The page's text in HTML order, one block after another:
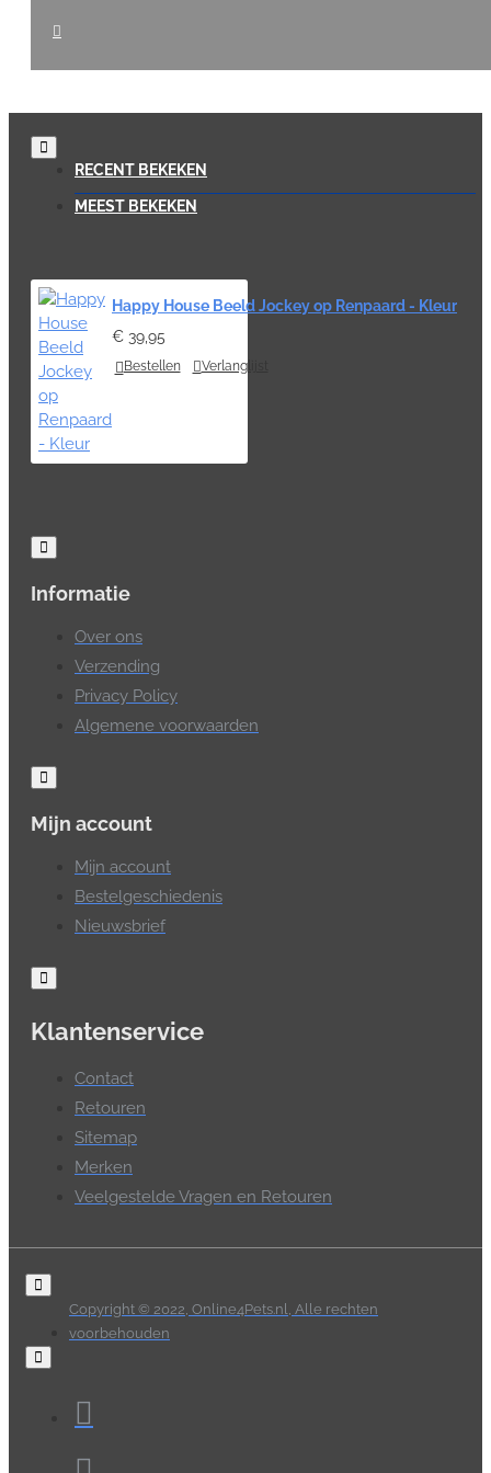
RECENT BEKEKEN
MEEST BEKEKEN
Happy House Beeld Jockey op Renpaard - Kleur
€ 39,95
Bestellen Verlanglijst
Informatie
Over ons
Verzending
Privacy Policy
Algemene voorwaarden
Mijn account
Mijn account
Bestelgeschiedenis
Nieuwsbrief
Klantenservice
Contact
Retouren
Sitemap
Merken
Veelgestelde Vragen en Retouren
Copyright © 2022, Online4Pets.nl, Alle rechten
voorbehouden